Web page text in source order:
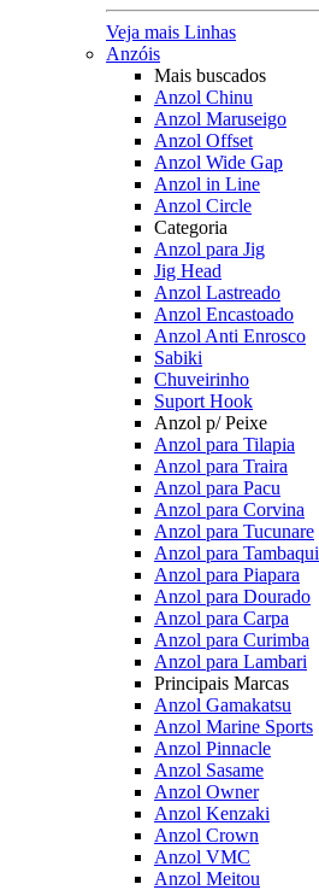
Veja mais Linhas
Anzóis
Mais buscados
Anzol Chinu
Anzol Maruseigo
Anzol Offset
Anzol Wide Gap
Anzol in Line
Anzol Circle
Categoria
Anzol para Jig
Jig Head
Anzol Lastreado
Anzol Encastoado
Anzol Anti Enrosco
Sabiki
Chuveirinho
Suport Hook
Anzol p/ Peixe
Anzol para Tilapia
Anzol para Traira
Anzol para Pacu
Anzol para Corvina
Anzol para Tucunare
Anzol para Tambaqui
Anzol para Piapara
Anzol para Dourado
Anzol para Carpa
Anzol para Curimba
Anzol para Lambari
Principais Marcas
Anzol Gamakatsu
Anzol Marine Sports
Anzol Pinnacle
Anzol Sasame
Anzol Owner
Anzol Kenzaki
Anzol Crown
Anzol VMC
Anzol Meitou